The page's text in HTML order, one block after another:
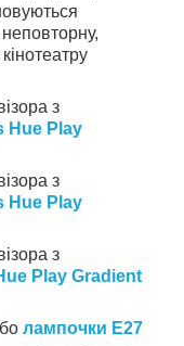
з
Hue Play
з
Hue Play
з
Play Gradient
лампочки Е27